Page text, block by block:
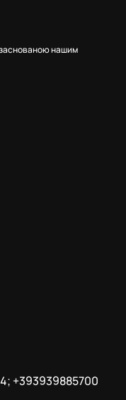
нашим
+393939885700